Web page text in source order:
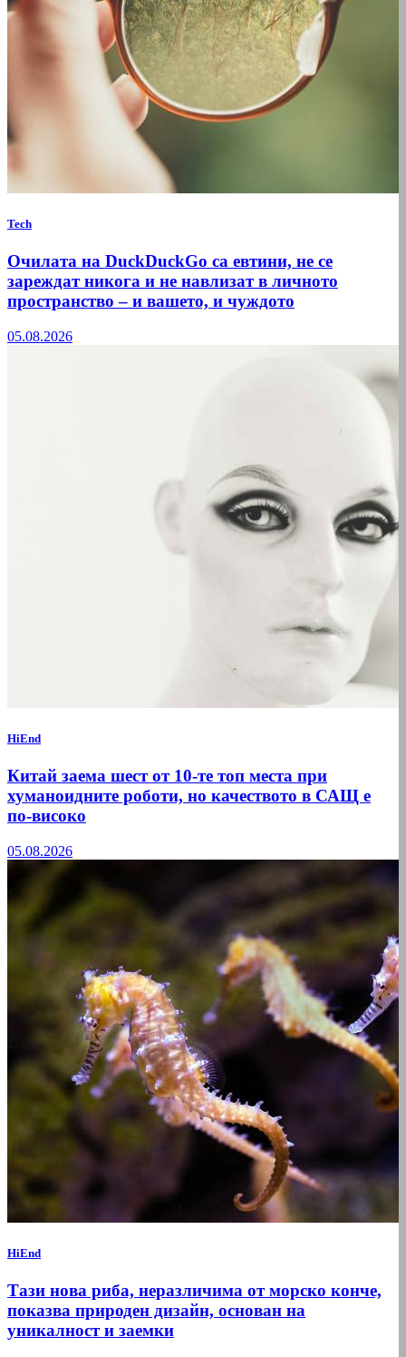
Tech
Очилата на DuckDuckGo са евтини, не се
зареждат никога и не навлизат в личното
пространство – и вашето, и чуждото
05.08.2026
HiEnd
Китай заема шест от 10-те топ места при
хуманоидните роботи, но качеството в САЩ е
по-високо
05.08.2026
HiEnd
Тази нова риба, неразличима от морско конче,
показва природен дизайн, основан на
уникалност и заемки